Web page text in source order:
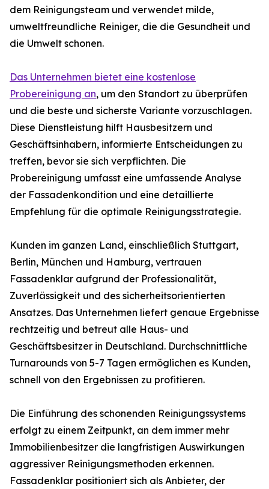
dem Reinigungsteam und verwendet milde,
umweltfreundliche Reiniger, die die Gesundheit und
die Umwelt schonen.
Das Unternehmen bietet eine kostenlose
Probereinigung an, um den Standort zu überprüfen
und die beste und sicherste Variante vorzuschlagen.
Diese Dienstleistung hilft Hausbesitzern und
Geschäftsinhabern, informierte Entscheidungen zu
treffen, bevor sie sich verpflichten. Die
Probereinigung umfasst eine umfassende Analyse
der Fassadenkondition und eine detaillierte
Empfehlung für die optimale Reinigungsstrategie.
Kunden im ganzen Land, einschließlich Stuttgart,
Berlin, München und Hamburg, vertrauen
Fassadenklar aufgrund der Professionalität,
Zuverlässigkeit und des sicherheitsorientierten
Ansatzes. Das Unternehmen liefert genaue Ergebnisse
rechtzeitig und betreut alle Haus- und
Geschäftsbesitzer in Deutschland. Durchschnittliche
Turnarounds von 5-7 Tagen ermöglichen es Kunden,
schnell von den Ergebnissen zu profitieren.
Die Einführung des schonenden Reinigungssystems
erfolgt zu einem Zeitpunkt, an dem immer mehr
Immobilienbesitzer die langfristigen Auswirkungen
aggressiver Reinigungsmethoden erkennen.
Fassadenklar positioniert sich als Anbieter, der